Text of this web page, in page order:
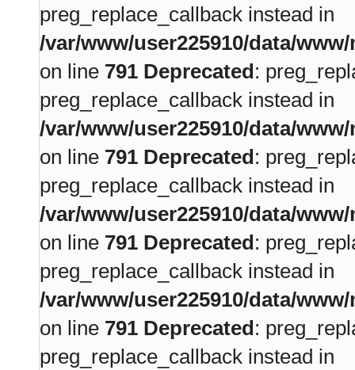
preg_replace_callback instead in
/var/www/user225910/data/
on line 791 Deprecated:
preg_replace_callback instead in
/var/www/user225910/data/
on line 791 Deprecated:
preg_replace_callback instead in
/var/www/user225910/data/
on line 791 Deprecated:
preg_replace_callback instead in
/var/www/user225910/data/
on line 791 Deprecated:
preg_replace_callback instead in